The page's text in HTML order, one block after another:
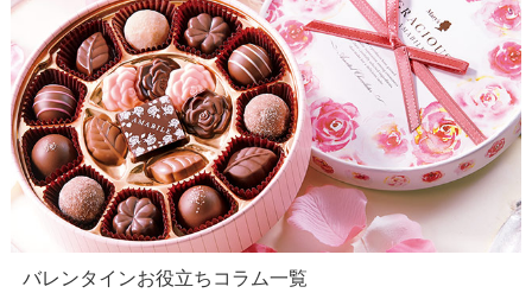
バレンタインお役立ちコラム一覧